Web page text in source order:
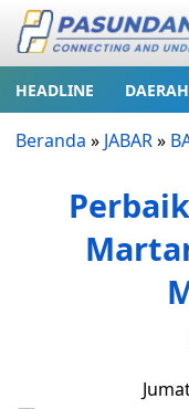
HEADLINE DAERAH
Beranda » JABAR»